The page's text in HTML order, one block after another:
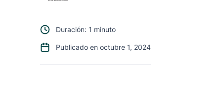
Duración: 1 minuto
Publicado en octubre 1, 2024